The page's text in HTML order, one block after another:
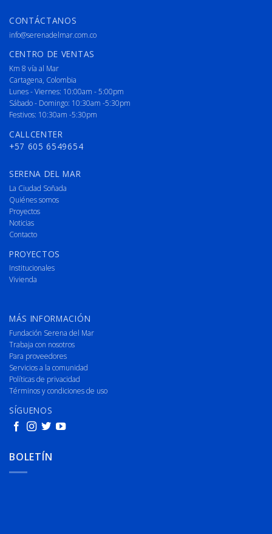
CONTÁCTANOS
info@serenadelmar.com.co
CENTRO DE VENTAS
Km 8 vía al Mar
Cartagena, Colombia
Lunes - Viernes: 10:00am - 5:00pm
Sábado - Domingo: 10:30am -5:30pm
Festivos: 10:30am -5:30pm
CALLCENTER
+57 605 6549654
SERENA DEL MAR
La Ciudad Soñada
Quiénes somos
Proyectos
Noticias
Contacto
PROYECTOS
Institucionales
Vivienda
MÁS INFORMACIÓN
Fundación Serena del Mar
Trabaja con nosotros
Para proveedores
Servicios a la comunidad
Políticas de privacidad
Términos y condiciones de uso
SÍGUENOS
BOLETÍN